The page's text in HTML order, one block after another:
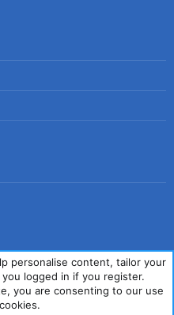
Gizlilik Politikası
Yardım
personalise content, tailor your
logged in if you register.
you are consenting to our use